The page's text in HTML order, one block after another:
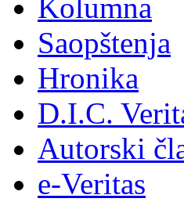
Kolumna
Saopštenja
Hronika
D.I.C.
Autorski
e-Veritas